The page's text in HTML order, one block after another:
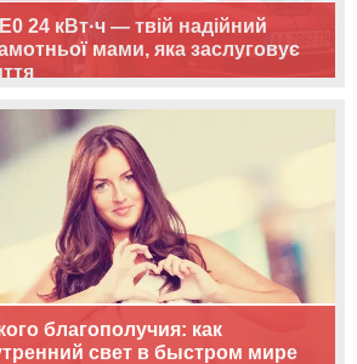
24 кВт·ч — твій надійний
мами, яка заслуговує
благополучия: как
свет в быстром мире